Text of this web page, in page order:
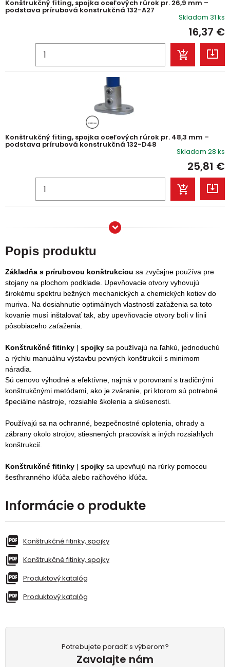
Konštrukčný fiting, spojka oceľových rúrok pr. 26,9 mm –
podstava prírubová konstrukčná 132-A27
Skladom 31 ks
16,37 €
Konštrukčný fiting, spojka oceľových rúrok pr. 48,3 mm –
podstava prírubová konstrukčná 132-D48
Skladom 28 ks
25,81 €
Popis produktu
Základňa s prírubovou konštrukciou sa zvyčajne používa pre
stojany na plochom podklade. Upevňovacie otvory vyhovujú
širokému spektru bežných mechanických a chemických kotiev do
muriva. Na dosiahnutie optimálnych vlastností zaťaženia sa toto
kovanie musí inštalovať tak, aby upevňovacie otvory boli v línii
pôsobiaceho zaťaženia.
Konštrukčné fitinky | spojky sa používajú na ľahkú, jednoduchú
a rýchlu manuálnu výstavbu pevných konštrukcií s minimom
náradia
Sú cenovo výhodné a efektívne, najmä v porovnaní s tradičnými
konštrukčnými metódami, ako je zváranie, pri ktorom sú potrebné
špeciálne nástroje, rozsiahle školenia a skúsenosti.
Používajú sa na ochranné, bezpečnostné oplotenia, ohrady a
zábrany okolo strojov, stiesnených pracovísk a iných rozsiahlych
konštrukcií.
Konštrukčné fitinky | spojky sa upevňujú na rúrky pomocou
šesťhranného kľúča alebo račňového kľúča.
Informácie o produkte
Konštrukčné fitinky, spojky
Konštrukčné fitinky, spojky
Produktový katalóg
Produktový katalóg
Potrebujete poradiť s výberom?
Zavolajte nám